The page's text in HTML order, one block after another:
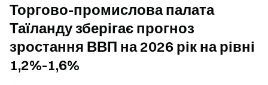
Торгово-промислова палата
Таїланду зберігає прогноз
зростання ВВП на 2026 рік на рівні
1,2%-1,6%